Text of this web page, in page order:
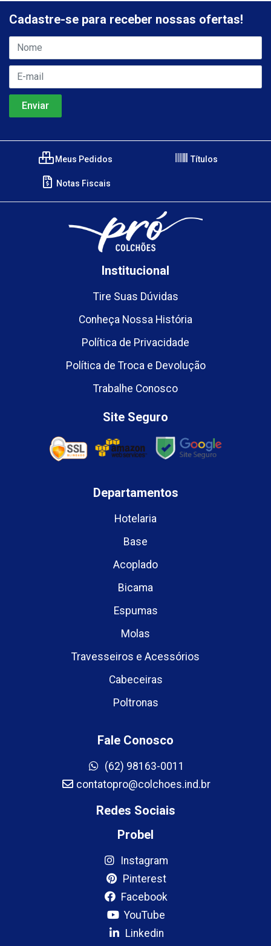
Cadastre-se para receber nossas ofertas!
Meus Pedidos Títulos
Notas Fiscais
Institucional
Tire Suas Dúvidas
Conheça Nossa História
Política de Privacidade
Política de Troca e Devolução
Trabalhe Conosco
Site Seguro
Departamentos
Hotelaria
Base
Acoplado
Bicama
Espumas
Molas
Travesseiros e Acessórios
Cabeceiras
Poltronas
Fale Conosco
(62) 98163-0011
contatopro@colchoes.ind.br
Redes Sociais
Probel
Instagram
Pinterest
Facebook
YouTube
Linkedin